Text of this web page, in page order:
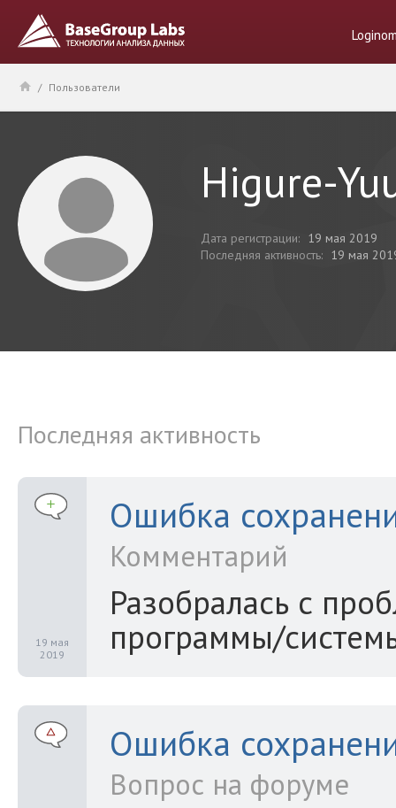
/ Пользователи
Higure-
Дата регистрации: 19 мая 2019
Последняя активность: 19 мая
Последняя активность
19 мая
2019
Ошибка
Комментарий
Разобралась с
программы/
Ошибка
Вопрос на форуме